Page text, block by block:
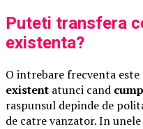
Puteti transfera
existenta?
O intrebare frecventa
existent atunci cand
raspunsul depinde de
de catre vanzator. In